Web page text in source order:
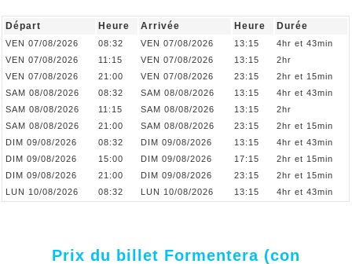
Départ Heure Arrivée Heure Durée
VEN 07/08/2026 08:32 VEN 07/08/2026 13:15
4hr et 43min
VEN 07/08/2026
11:15 VEN 07/08/2026 13:15
2hr
VEN 07/08/2026
21:00 VEN 07/08/2026 23:15
2hr et 15min
SAM 08/08/2026
08:32 SAM 08/08/2026 13:15
4hr et 43min
SAM 08/08/2026
11:15 SAM 08/08/2026 13:15
2hr
SAM 08/08/2026
21:00 SAM 08/08/2026 23:15
2hr et 15min
DIM 09/08/2026
08:32 DIM 09/08/2026 13:15
4hr et 43min
DIM 09/08/2026
15:00 DIM 09/08/2026 17:15
2hr et 15min
DIM 09/08/2026
21:00 DIM 09/08/2026 23:15
2hr et 15min
LUN 10/08/2026
08:32 LUN 10/08/2026 13:15 4hr et 43min
Prix du billet Formentera (con